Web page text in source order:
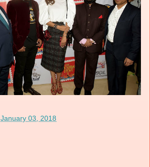
January 03, 2018